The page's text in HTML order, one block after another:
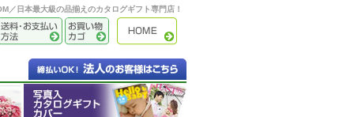
／日本最大級の品揃えのカタログギフト専門店！